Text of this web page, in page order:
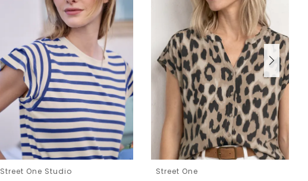
Street One Studio Street One